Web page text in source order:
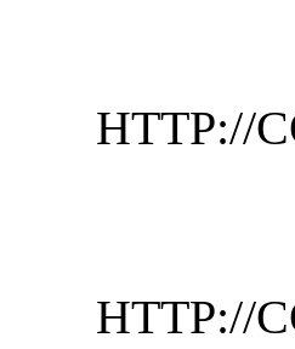
HTTP://
HTTP://